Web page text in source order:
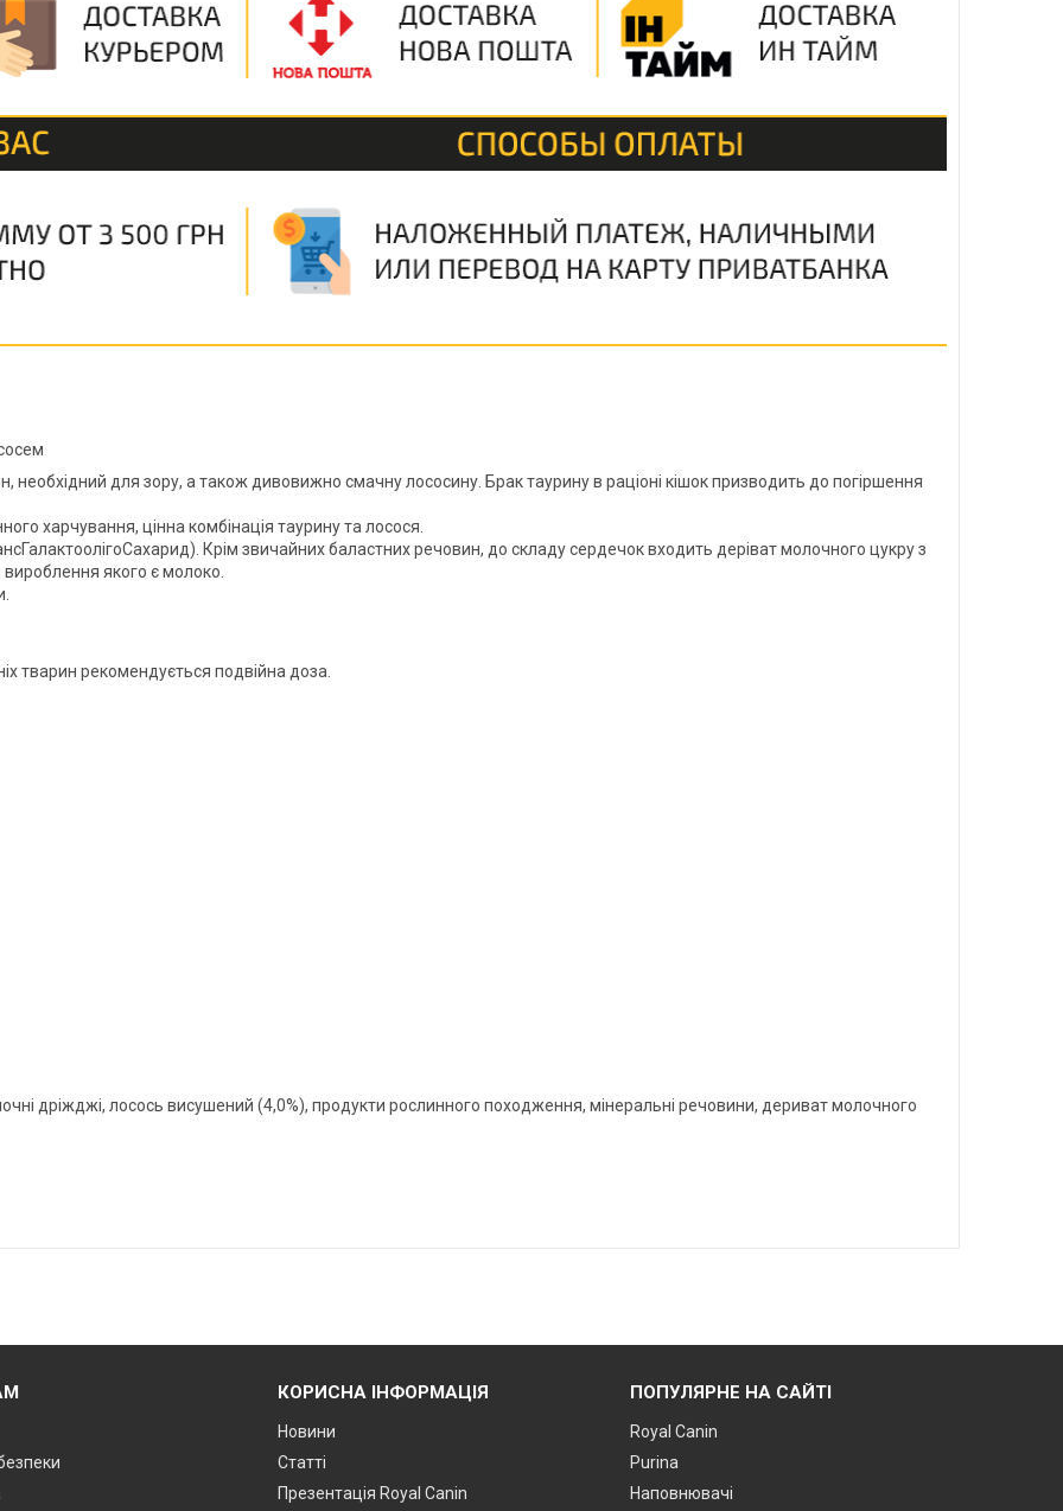
необхідний для зору, а також дивовижно смачну лососину. Брак таурину в раціоні кішок призводить до погіршення
харчування, цінна комбінація таурину та лосося.
Крім звичайних баластних речовин, до складу сердечок входить деріват молочного цукру з
якого є молоко.
тварин рекомендується подвійна доза.
дріжджі, лосось висушений (4,0%), продукти рослинного походження, мінеральні речовини, дериват молочного
КОРИСНА ІНФОРМАЦІЯ
Новини
Статті
Презентація Royal Canin
ПОПУЛЯРНЕ НА САЙТІ
Royal Canin
Purina
Наповнювачі